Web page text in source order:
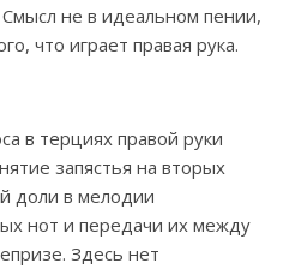
не в идеальном пении,
что играет правая рука.
в терциях правой руки
запястья на вторых
доли в мелодии
нот и передачи их между
Здесь нет